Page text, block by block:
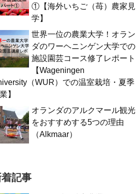
①【海外いちご（苺）農家見
学】
世界一位の農業大学！オラン
ダのワーヘニンゲン大学での
施設園芸コース修了レポート
【Wageningen
（WUR）での温室栽培・夏季
】
オランダのアルクマール観光
をおすすめする5つの理由
（Alkmaar）
記事